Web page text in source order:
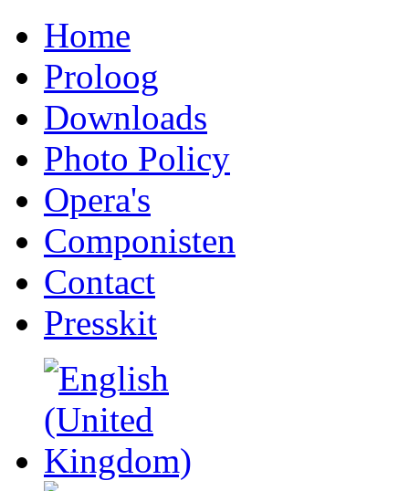
Home
Proloog
Downloads
Photo Policy
Opera's
Componisten
Contact
Presskit